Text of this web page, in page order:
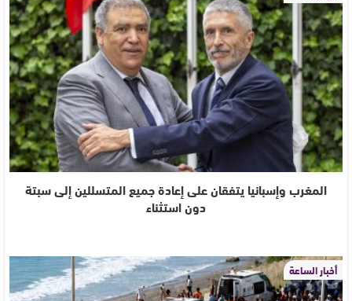
المغرب وإسبانيا يتفقان على إعادة جميع المتسللين إلى سبتة
دون استثناء
أخبار الساعة